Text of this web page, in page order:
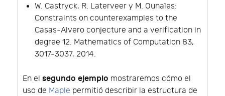
W. Castryck, R. Laterveer y M. Ounaïes:
Constraints on counterexamples to the
Casas-Alvero conjecture and a verification in
degree 12. Mathematics of Computation 83,
3017-3037, 2014.
En el segundo ejemplo mostraremos cómo el
uso de Maple permitió describir la estructura de